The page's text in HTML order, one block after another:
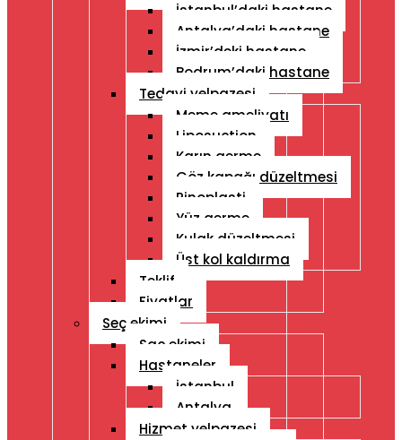
İstanbul’daki hastane
Antalya’daki hastane
İzmir’deki hastane
Bodrum’daki hastane
Tedavi yelpazesi
Meme ameliyatı
Liposuction
Karın germe
Göz kapağı düzeltmesi
Rinoplasti
Yüz germe
Kulak düzeltmesi
Üst kol kaldırma
Teklif
Fiyatlar
Seç ekimi
Saç ekimi
Hastaneler
İstanbul
Antalya
Hizmet yelpazesi